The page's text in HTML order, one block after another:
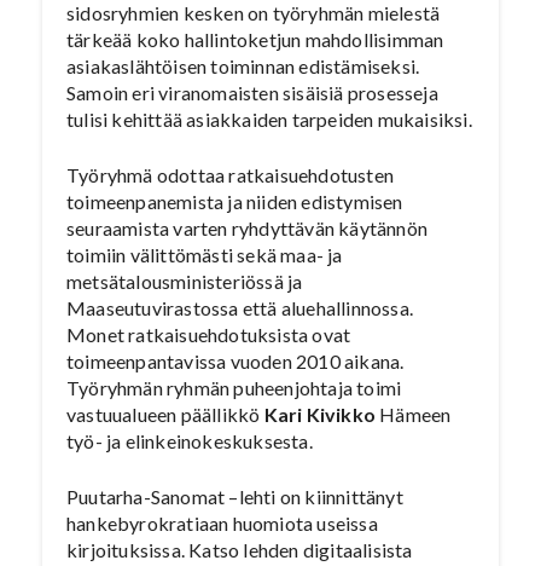
sidosryhmien kesken on työryhmän mielestä
tärkeää koko hallintoketjun mahdollisimman
asiakaslähtöisen toiminnan edistämiseksi.
Samoin eri viranomaisten sisäisiä prosesseja
tulisi kehittää asiakkaiden tarpeiden mukaisiksi.
Työryhmä odottaa ratkaisuehdotusten
toimeenpanemista ja niiden edistymisen
seuraamista varten ryhdyttävän käytännön
toimiin välittömästi sekä maa- ja
metsätalousministeriössä ja
Maaseutuvirastossa että aluehallinnossa.
Monet ratkaisuehdotuksista ovat
toimeenpantavissa vuoden 2010 aikana.
Työryhmän ryhmän puheenjohtaja toimi
vastuualueen päällikkö Kari Kivikko Hämeen
työ- ja elinkeinokeskuksesta.
Puutarha-Sanomat –lehti on kiinnittänyt
hankebyrokratiaan huomiota useissa
kirjoituksissa. Katso lehden digitaalisista